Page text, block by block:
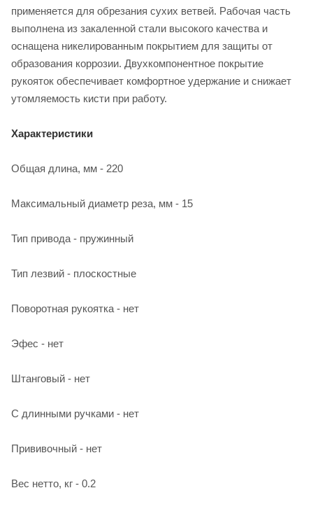
применяется для обрезания сухих ветвей. Рабочая часть
выполнена из закаленной стали высокого качества и
оснащена никелированным покрытием для защиты от
образования коррозии. Двухкомпонентное покрытие
рукояток обеспечивает комфортное удержание и снижает
утомляемость кисти при работу.
Характеристики
Общая длина, мм - 220
Максимальный диаметр реза, мм - 15
Тип привода - пружинный
Тип лезвий - плоскостные
Поворотная рукоятка - нет
Эфес - нет
Штанговый - нет
С длинными ручками - нет
Прививочный - нет
Вес нетто, кг - 0.2